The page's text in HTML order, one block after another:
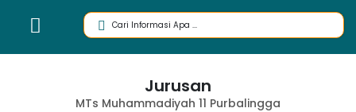
Jurusan
MTs Muhammadiyah 11 Purbalingga